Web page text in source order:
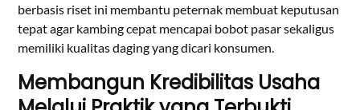
berbasis riset ini membantu peternak membuat keputusan
tepat agar kambing cepat mencapai bobot pasar sekaligus
memiliki kualitas daging yang dicari konsumen.
Membangun Kredibilitas Usaha